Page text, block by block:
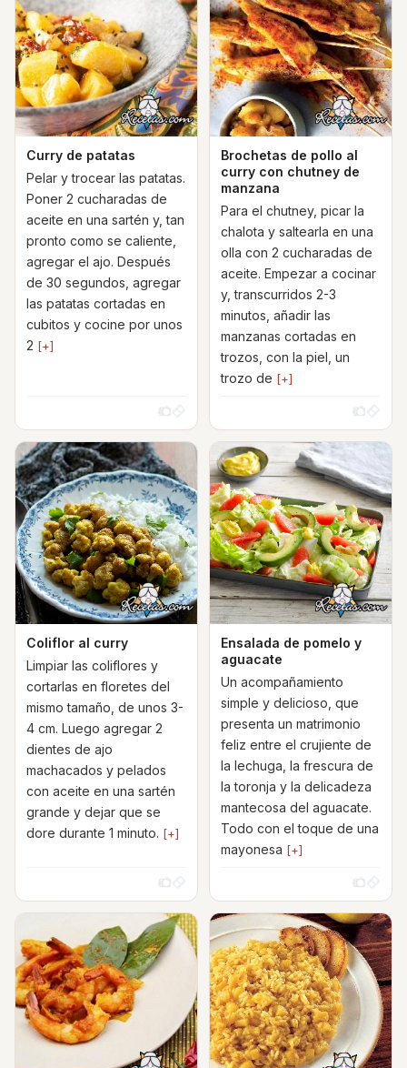
Curry de patatas
Pelar y trocear las patatas.
Poner 2 cucharadas de
aceite en una sartén y, tan
pronto como se caliente,
agregar el ajo. Después
de 30 segundos, agregar
las patatas cortadas en
cubitos y cocine por unos
2 [+]
Brochetas de pollo al
curry con chutney de
manzana
Para el chutney, picar la
chalota y saltearla en una
olla con 2 cucharadas de
aceite. Empezar a cocinar
y, transcurridos 2-3
minutos, añadir las
manzanas cortadas en
trozos, con la piel, un
trozo de [+]
Coliflor al curry
Limpiar las coliflores y
cortarlas en floretes del
mismo tamaño, de unos 3-
4 cm. Luego agregar 2
dientes de ajo
machacados y pelados
con aceite en una sartén
grande y dejar que se
dore durante 1 minuto. [+]
Ensalada de pomelo y
aguacate
Un acompañamiento
simple y delicioso, que
presenta un matrimonio
feliz entre el crujiente de
la lechuga, la frescura de
la toronja y la delicadeza
mantecosa del aguacate.
Todo con el toque de una
mayonesa [+]